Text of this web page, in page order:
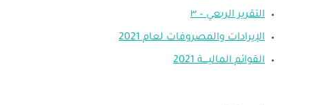
التقرير الربعي – ٣
الإيرادات والمصروفات لعام 2021
القوائم الماليــــة 2021